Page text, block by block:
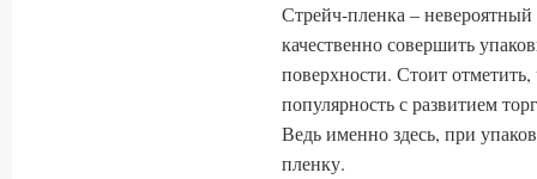
Стрейч-пленка –
качественно совершить
поверхности. Стоит
популярность с развитием
Ведь именно здесь, при
пленку.